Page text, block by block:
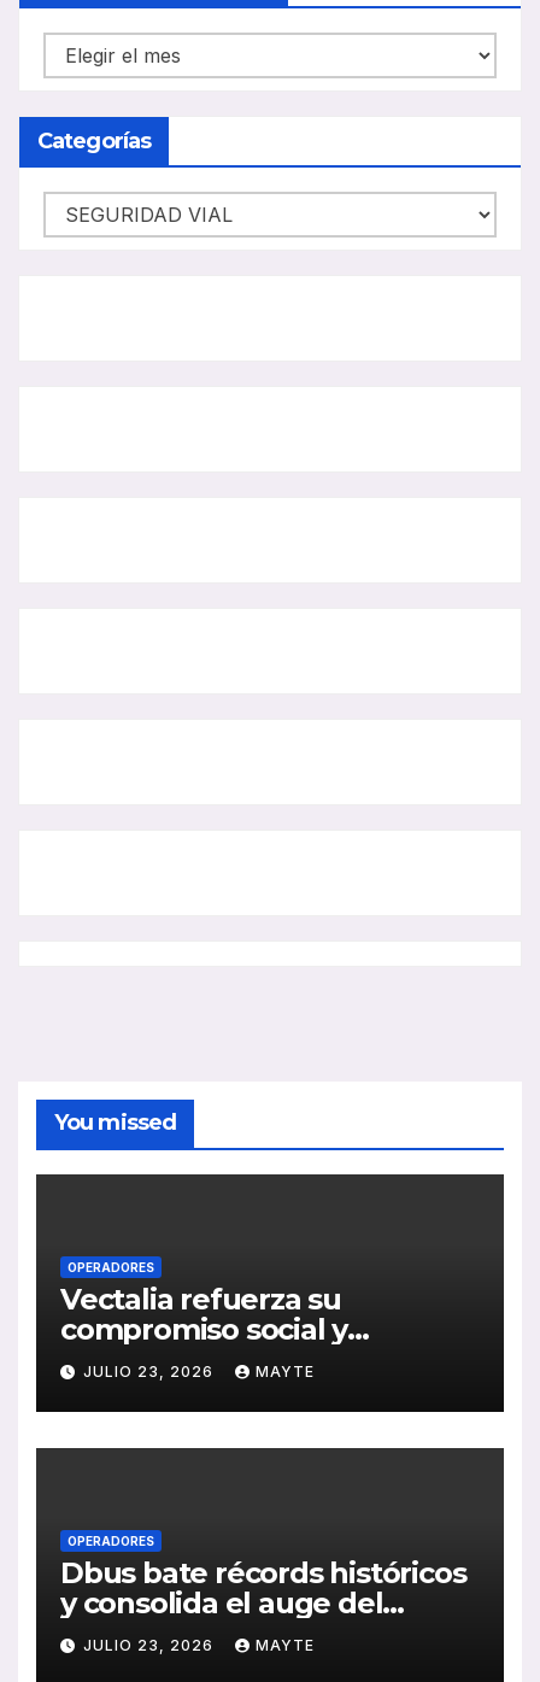
NOTICIAS
CARRIL
BUS
Categorías
Categorías
You missed
OPERADORES
Vectalia refuerza su
compromiso social y
medioambiental con la
publicación de su Memoria
de RSC 2025
JULIO 23, 2026 MAYTE
OPERADORES
Dbus bate récords históricos
y consolida el auge del
transporte público en San
Sebastián
JULIO 23, 2026 MAYTE